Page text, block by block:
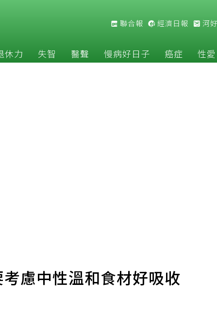
聯合報 經濟日報 河
休力 失智 醫聲 慢病好日子 癌症 性愛
慮中性溫和食材好吸收